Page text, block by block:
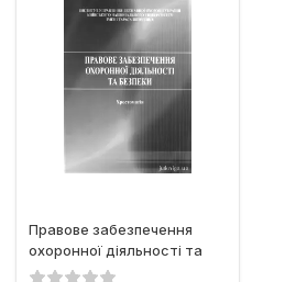
Правове забезпечення
охоронної діяльності та
безпеки. Хрестоматія